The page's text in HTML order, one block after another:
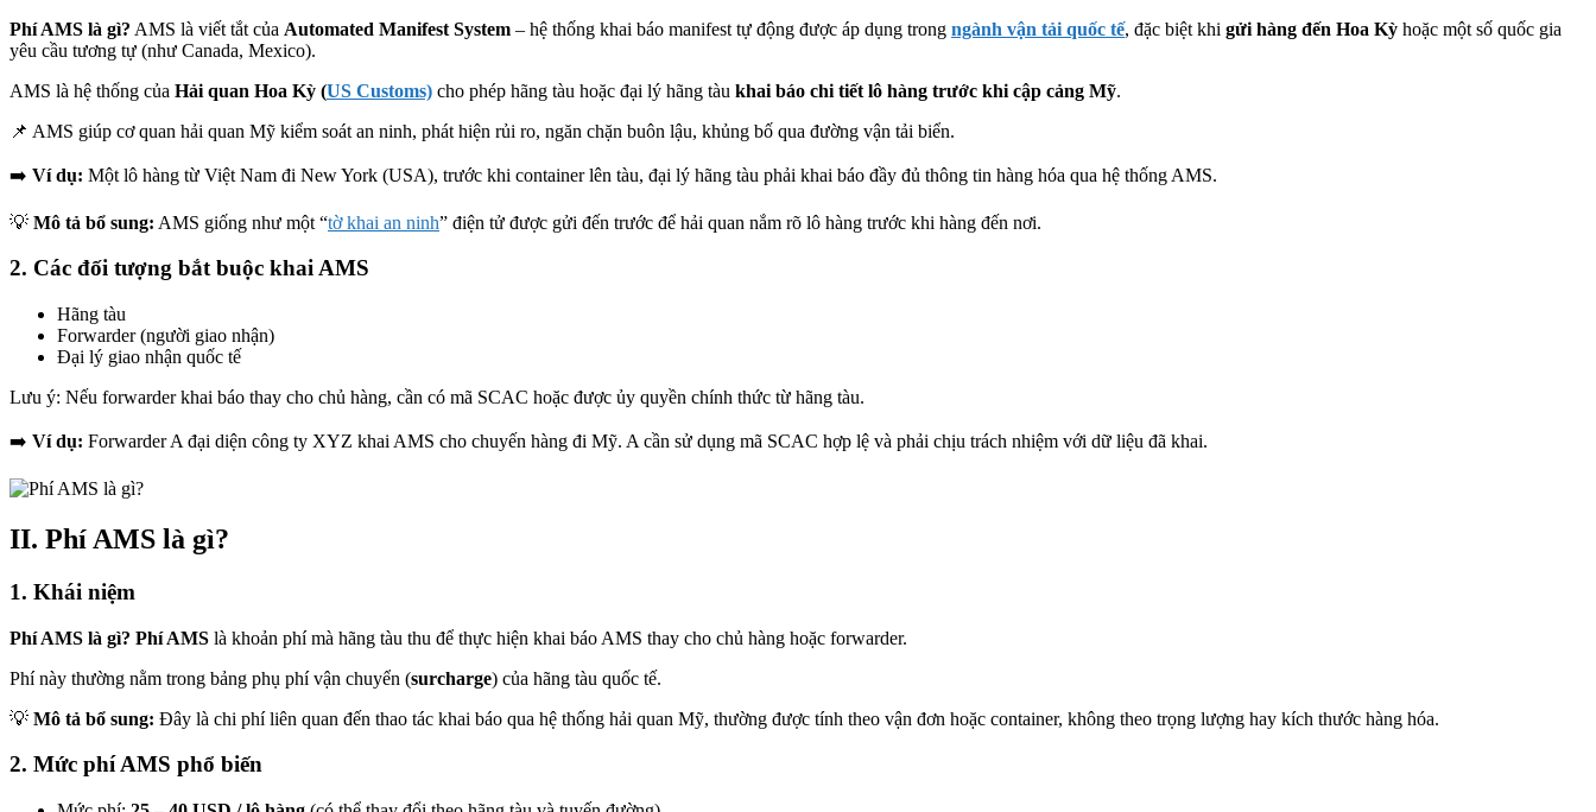
Phí AMS là gì? AMS là viết tắt của Automated Manifest System – hệ thống khai báo manifest tự động được áp dụng trong ngành vận tải quốc tế, đặc biệt khi gửi hàng đến Hoa Kỳ hoặc một số quốc gia
yêu cầu tương tự (như Canada, Mexico).
AMS là hệ thống của Hải quan Hoa Kỳ (US Customs) cho phép hãng tàu hoặc đại lý hãng tàu khai báo chi tiết lô hàng trước khi cập cảng Mỹ.
📌 AMS giúp cơ quan hải quan Mỹ kiểm soát an ninh, phát hiện rủi ro, ngăn chặn buôn lậu, khủng bố qua đường vận tải biển.
➡️ Ví dụ: Một lô hàng từ Việt Nam đi New York (USA), trước khi container lên tàu, đại lý hãng tàu phải khai báo đầy đủ thông tin hàng hóa qua hệ thống AMS.
💡 Mô tả bổ sung: AMS giống như một “tờ khai an ninh” điện tử được gửi đến trước để hải quan nắm rõ lô hàng trước khi hàng đến nơi.
2. Các đối tượng bắt buộc khai AMS
Hãng tàu
Forwarder (người giao nhận)
Đại lý giao nhận quốc tế
Lưu ý: Nếu forwarder khai báo thay cho chủ hàng, cần có mã SCAC hoặc được ủy quyền chính thức từ hãng tàu.
➡️ Ví dụ: Forwarder A đại diện công ty XYZ khai AMS cho chuyến hàng đi Mỹ. A cần sử dụng mã SCAC hợp lệ và phải chịu trách nhiệm với dữ liệu đã khai.
II. Phí AMS là gì?
1. Khái niệm
Phí AMS là gì? Phí AMS là khoản phí mà hãng tàu thu để thực hiện khai báo AMS thay cho chủ hàng hoặc forwarder.
Phí này thường nằm trong bảng phụ phí vận chuyển (surcharge) của hãng tàu quốc tế.
💡 Mô tả bổ sung: Đây là chi phí liên quan đến thao tác khai báo qua hệ thống hải quan Mỹ, thường được tính theo vận đơn hoặc container, không theo trọng lượng hay kích thước hàng hóa.
2. Mức phí AMS phổ biến